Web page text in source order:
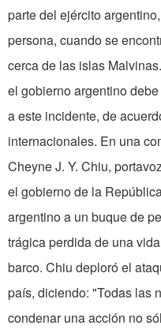
parte del ejército
persona, cuando se
cerca de las islas
el gobierno argentino
a este incidente, de
internacionales. En una
Cheyne J. Y. Chiu,
el gobierno de la
argentino a un buque de
trágica perdida de una
barco. Chiu deploró el
país, diciendo: "Todas las
conde­nar una acción no